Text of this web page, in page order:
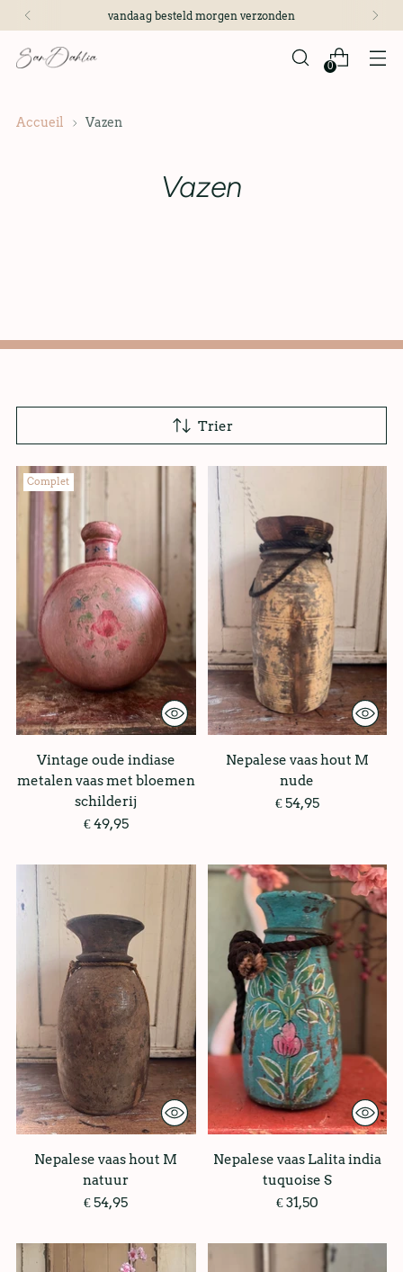
vandaag besteld morgen verzonden
0
Accueil Vazen
Vazen
Trier
Complet
Vintage oude indiase
metalen vaas met bloemen
schilderij
€ 49,95
Nepalese vaas hout M
nude
€ 54,95
Nepalese vaas hout M
natuur
€ 54,95
Nepalese vaas Lalita india
tuquoise S
€ 31,50